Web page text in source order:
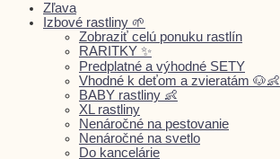
Zľava
Izbové rastliny 🌱
Zobraziť celú ponuku rastlín
RARITKY ✨
Predplatné a výhodné SETY
Vhodné k deťom a zvieratám 🐶👶
BABY rastliny 👶
XL rastliny
Nenáročné na pestovanie
Nenáročné na svetlo
Do kancelárie